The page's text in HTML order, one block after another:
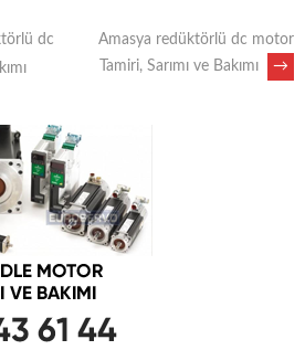
dc
Amasya redüktörlü dc motor
Tamiri, Sarımı ve Bakımı
→